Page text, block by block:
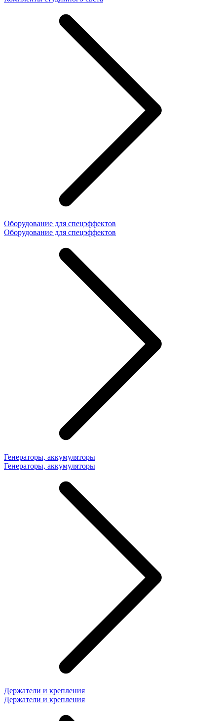
Оборудование для спецэффектов
Оборудование для спецэффектов
Генераторы, аккумуляторы
Генераторы, аккумуляторы
Держатели и крепления
Держатели и крепления